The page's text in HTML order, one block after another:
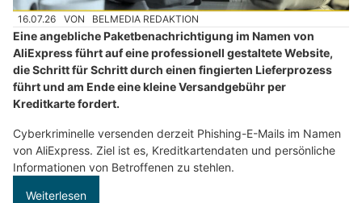
16.07.26 VON BELMEDIA REDAKTION
Eine angebliche Paketbenachrichtigung im Namen von
AliExpress führt auf eine professionell gestaltete Website,
die Schritt für Schritt durch einen fingierten Lieferprozess
führt und am Ende eine kleine Versandgebühr per
Kreditkarte fordert.
Cyberkriminelle versenden derzeit Phishing-E-Mails im Namen
von AliExpress. Ziel ist es, Kreditkartendaten und persönliche
Informationen von Betroffenen zu stehlen.
Weiterlesen